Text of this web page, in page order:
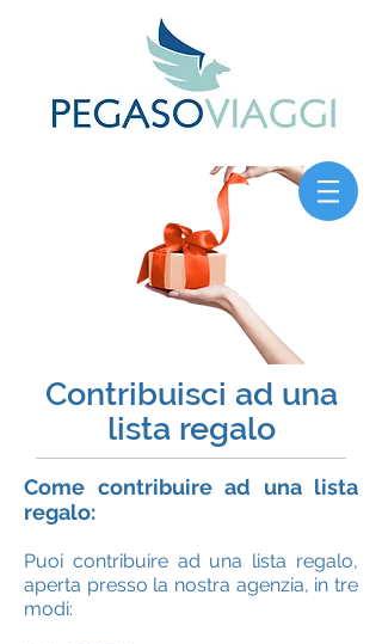
Contribuisci ad una
lista regalo
Come contribuire ad una lista
regalo:
Puoi contribuire ad una lista regalo,
aperta presso la nostra agenzia, in tre
modi: